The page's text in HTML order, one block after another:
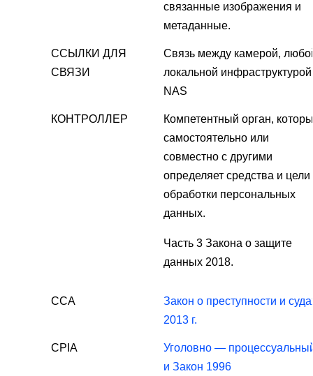
связанные изображения и
метаданные.
ССЫЛКИ ДЛЯ
СВЯЗИ
Связь между камерой,
локальной
NAS
КОНТРОЛЛЕР
Компетентный орган,
самостоятельно или
совместно с другими
определяет средства и цели
обработки персональных
данных.
Часть 3 Закона о защите
данных 2018.
CCA
Закон о преступности и
2013 г.
CPIA
Уголовно —
и Закон 1996